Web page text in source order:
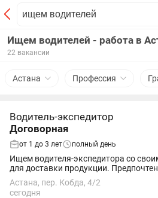
Ищем водителей - работа в
22 вакансии
Астана Профессия
Водитель-экспедитор
Договорная
от 1 до 3 лет полный день
Ищем водителя-экспедитора со
для доставки продукции.
изотермических фургонов
Астана, пер. Кобда, 4/2
сегодня